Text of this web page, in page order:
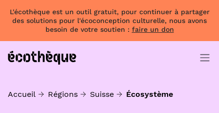
L'écothèque est un outil gratuit, pour continuer à partager
des solutions pour l'écoconception culturelle, nous avons
besoin de votre soutien : faire un don
Accueil Régions Suisse Écosystème